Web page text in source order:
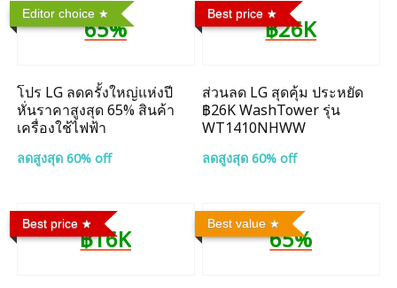
Editor choice
65%
โปร LG ลดครั้งใหญ่แห่งปี
หั่นราคาสูงสุด 65% สินค้า
เครื่องใช้ไฟฟ้า
ลดสูงสุด 60% off
Best price
฿26K
ส่วนลด LG สุดคุ้ม ประหยัด
฿26K WashTower รุ่น
WT1410NHWW
ลดสูงสุด 60% off
Best price
฿16K
Best value
65%